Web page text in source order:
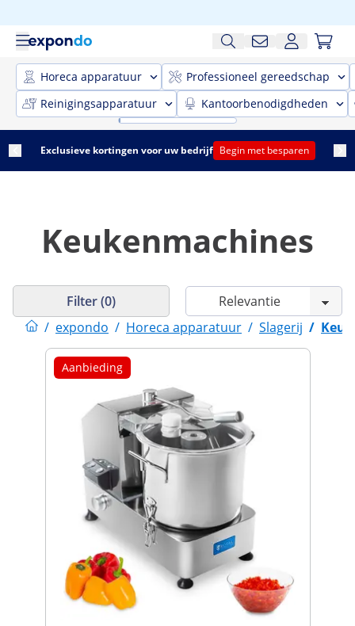
Horeca apparatuur
Professioneel gereedschap
Reinigingsapparatuur
Kantoorbenodigdheden
Exclusieve kortingen voor uw bedrijf Begin met besparen
Keukenmachines
/ expondo / Horeca apparatuur / Slagerij /
Filter (0)
Aanbieding